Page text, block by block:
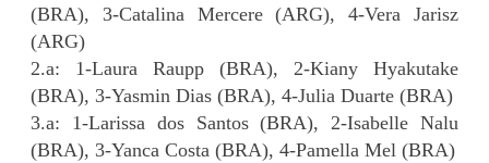
(BRA), 3-Catalina Mercere (ARG), 4-Vera Jarisz
(ARG)
2.a: 1-Laura Raupp (BRA), 2-Kiany Hyakutake
(BRA), 3-Yasmin Dias (BRA), 4-Julia Duarte (BRA)
3.a: 1-Larissa dos Santos (BRA), 2-Isabelle Nalu
(BRA), 3-Yanca Costa (BRA), 4-Pamella Mel (BRA)